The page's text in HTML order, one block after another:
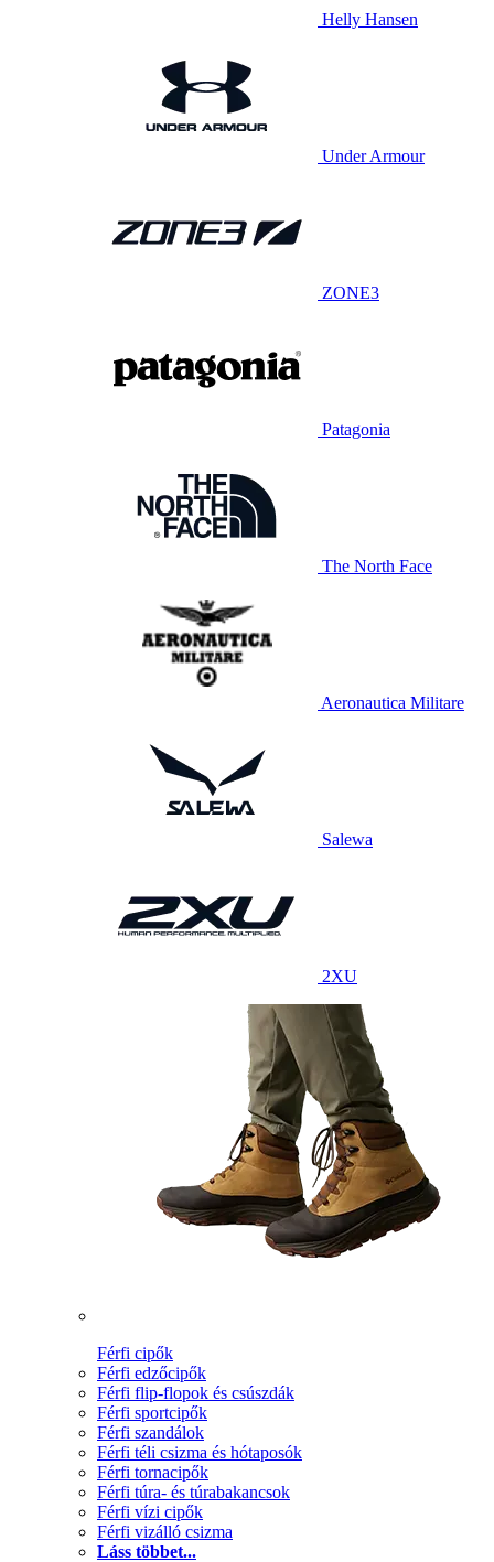
Helly Hansen
Under Armour
ZONE3
Patagonia
The North Face
Aeronautica Militare
Salewa
2XU
Férfi cipők
Férfi edzőcipők
Férfi flip-flopok és csúszdák
Férfi sportcipők
Férfi szandálok
Férfi téli csizma és hótaposók
Férfi tornacipők
Férfi túra- és túrabakancsok
Férfi vízi cipők
Férfi vizálló csizma
Láss többet...